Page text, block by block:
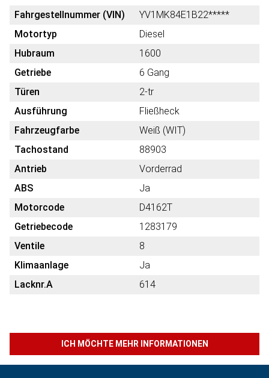
Fahrgestellnummer (VIN)
YV1MK84E1B22*****
Motortyp
Diesel
Hubraum
1600
Getriebe
6 Gang
Türen
2-tr
Ausführung
Fließheck
Fahrzeugfarbe
Weiß (WIT)
Tachostand
88903
Antrieb
Vorderrad
ABS
Ja
Motorcode
D4162T
Getriebecode
1283179
Ventile
8
Klimaanlage
Ja
Lacknr.A
614
ICH MÖCHTE MEHR INFORMATIONEN